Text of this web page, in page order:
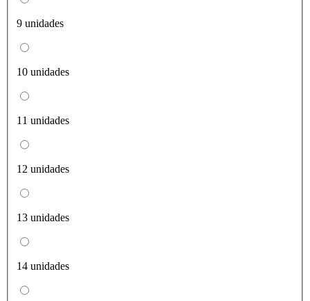
9 unidades
10 unidades
11 unidades
12 unidades
13 unidades
14 unidades